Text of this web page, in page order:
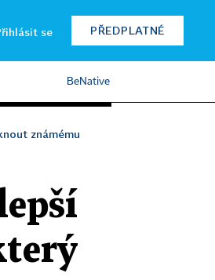
se PŘEDPLATNÉ
BeNative
známému